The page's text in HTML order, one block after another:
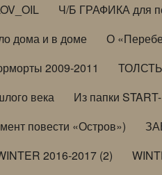
Ч/Б ГРАФИКА для
дома и в доме О
2009-2011
века Из папки
повести «Остров»)
2016-2017 (2)